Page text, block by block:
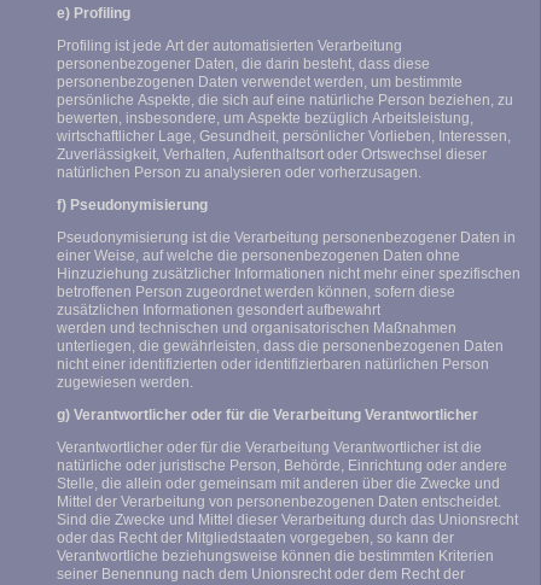
e) Profiling
Profiling ist jede Art der automatisierten Verarbeitung
personenbezogener Daten, die darin besteht, dass diese
personenbezogenen Daten verwendet werden, um bestimmte
persönliche Aspekte, die sich auf eine natürliche Person beziehen, zu
bewerten, insbesondere, um Aspekte bezüglich Arbeitsleistung,
wirtschaftlicher Lage, Gesundheit, persönlicher Vorlieben, Interessen,
Zuverlässigkeit, Verhalten, Aufenthaltsort oder Ortswechsel dieser
natürlichen Person zu analysieren oder vorherzusagen.
f) Pseudonymisierung
Pseudonymisierung ist die Verarbeitung personenbezogener Daten in
einer Weise, auf welche die personenbezogenen Daten ohne
Hinzuziehung zusätzlicher Informationen nicht mehr einer spezifischen
betroffenen Person zugeordnet werden können, sofern diese
zusätzlichen Informationen gesondert aufbewahrt
werden und technischen und organisatorischen Maßnahmen
unterliegen, die gewährleisten, dass die personenbezogenen Daten
nicht einer identifizierten oder identifizierbaren natürlichen Person
zugewiesen werden.
g) Verantwortlicher oder für die Verarbeitung Verantwortlicher
Verantwortlicher oder für die Verarbeitung Verantwortlicher ist die
natürliche oder juristische Person, Behörde, Einrichtung oder andere
Stelle, die allein oder gemeinsam mit anderen über die Zwecke und
Mittel der Verarbeitung von personenbezogenen Daten entscheidet.
Sind die Zwecke und Mittel dieser Verarbeitung durch das Unionsrecht
oder das Recht der Mitgliedstaaten vorgegeben, so kann der
Verantwortliche beziehungsweise können die bestimmten Kriterien
seiner Benennung nach dem Unionsrecht oder dem Recht der